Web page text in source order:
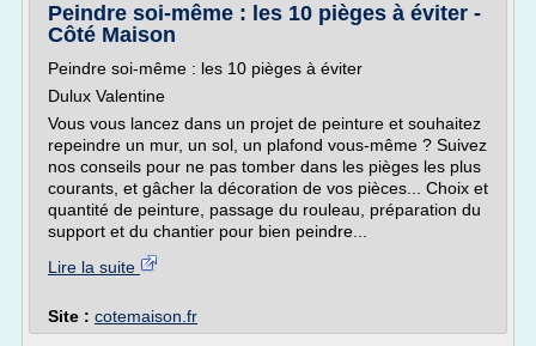
Peindre soi-même : les 10 pièges à éviter -
Côté Maison
Peindre soi-même : les 10 pièges à éviter
Dulux Valentine
Vous vous lancez dans un projet de peinture et souhaitez
repeindre un mur, un sol, un plafond vous-même ? Suivez
nos conseils pour ne pas tomber dans les pièges les plus
courants, et gâcher la décoration de vos pièces... Choix et
quantité de peinture, passage du rouleau, préparation du
support et du chantier pour bien peindre...
Lire la suite
Site : cotemaison.fr